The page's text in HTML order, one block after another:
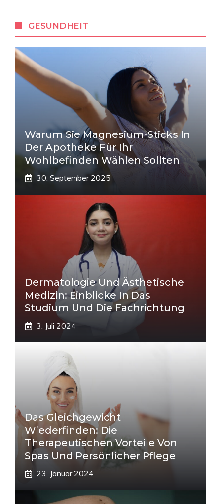
GESUNDHEIT
Warum Sie Magnesium-Sticks In
Der Apotheke Für Ihr
Wohlbefinden Wählen Sollten
30. September 2025
Dermatologie Und Ästhetische
Medizin: Einblicke In Das
Studium Und Die Fachrichtung
3. Juli 2024
Das Gleichgewicht
Wiederfinden: Die
Therapeutischen Vorteile Von
Spas Und Persönlicher Pflege
23. Januar 2024